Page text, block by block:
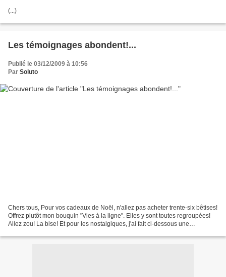
(...)
Les témoignages abondent!...
Publié le 03/12/2009 à 10:56
Par Soluto
Chers tous, Pour vos cadeaux de Noël, n'allez pas acheter trente-six bêtises!
Offrez plutôt mon bouquin "Vies à la ligne". Elles y sont toutes regroupées!
Allez zou! La bise! Et pour les nostalgiques, j'ai fait ci-dessous une